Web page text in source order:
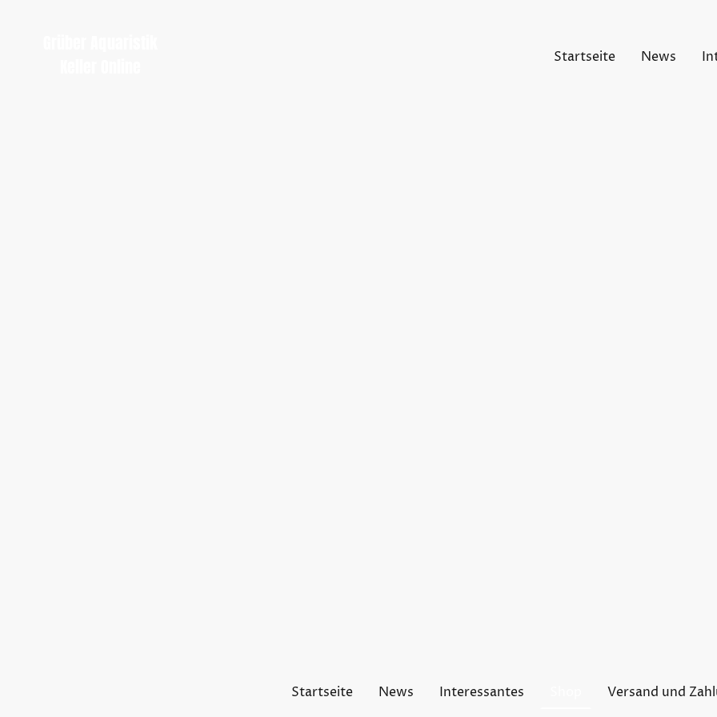
Startseite News
Startseite News Interessantes Versand und